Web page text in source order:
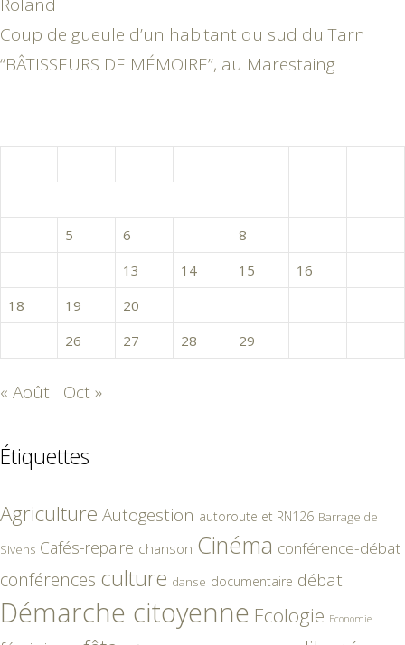
Coup de gueule d’un habitant du sud du Tarn
“BÂTISSEURS DE MÉMOIRE”, au Marestaing
5 6 8
13 14 15 16
18
19 20
26 27 28 29
« Août Oct »
Étiquettes
Agriculture Autogestion autoroute et RN126 Barrage de
Sivens Cafés-repaire chanson Cinéma conférence-débat
conférences culture danse documentaire débat
Démarche citoyenne Ecologie Economie